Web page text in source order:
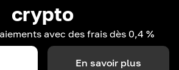
crypto
avec des frais dès 0,4 %
En savoir plus